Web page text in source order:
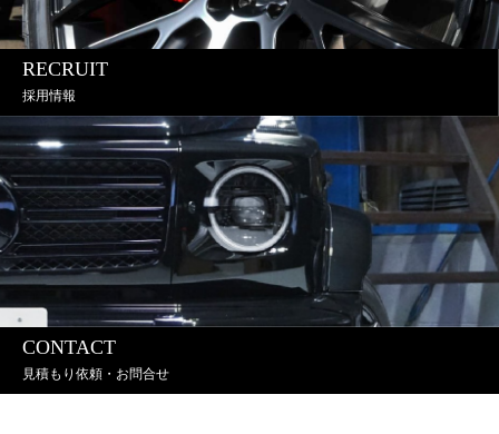
RECRUIT
採用情報
CONTACT
見積もり依頼・お問合せ